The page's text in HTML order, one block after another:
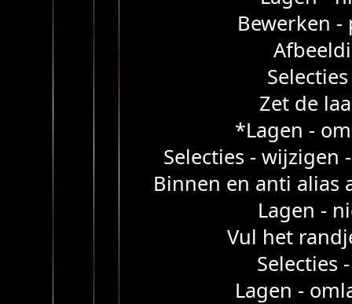
Bewerken -
Zet de
*Lagen -
Selecties - wijzigen
Binnen en anti alias
Lagen -
Vul het
Selecties
Lagen -